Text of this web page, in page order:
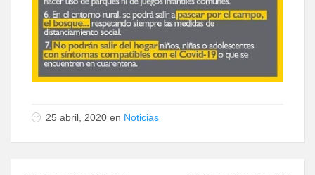
25 abril, 2020 en Noticias